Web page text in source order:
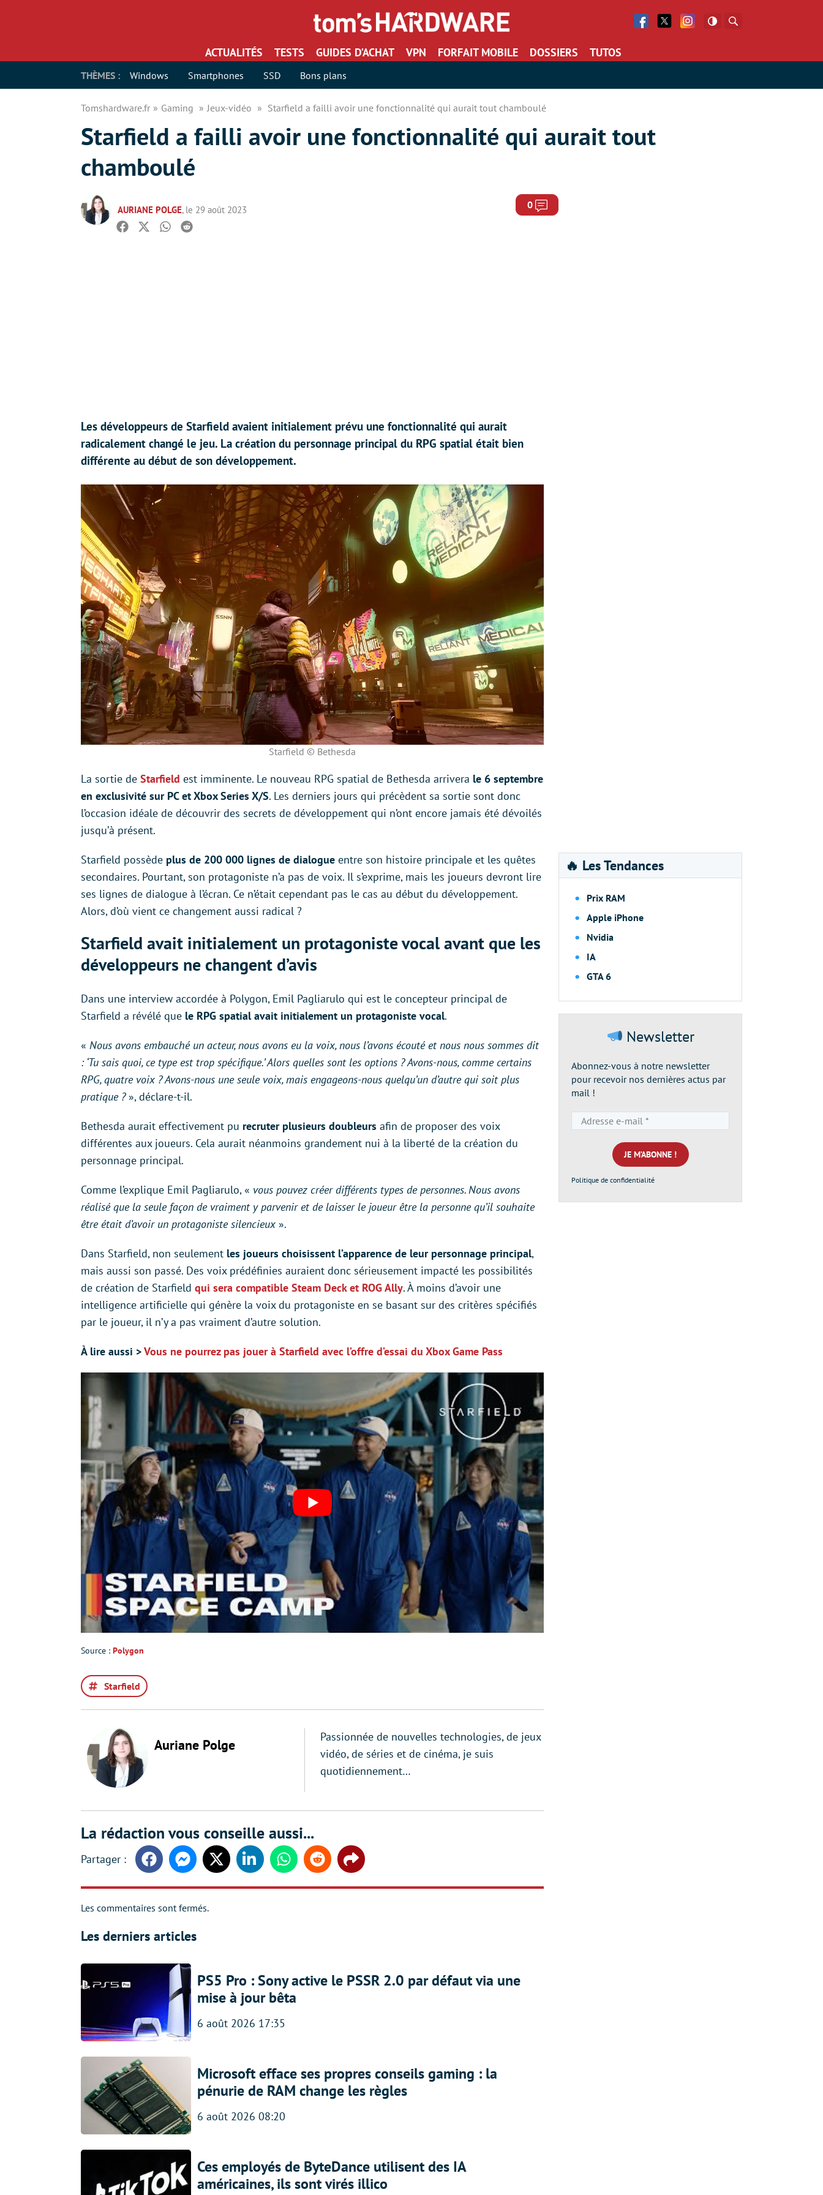
Facebook
Twitter Facebook
ACTUALITÉS TESTS GUIDES D’ACHAT VPN FORFAIT MOBILE DOSSIERS TUTOS
THÈMES : Windows Smartphones SSD Bons plans
Tomshardware.fr Gaming Jeux-vidéo Starfield a failli avoir une fonctionnalité qui aurait tout chamboulé
Starfield a failli avoir une fonctionnalité qui aurait tout
chamboulé
AURIANE POLGE, le 29 août 2023 0 Commentaires
Facebook
TwitterWhatsapp
Reddit
Les développeurs de Starfield avaient initialement prévu une fonctionnalité qui aurait
radicalement changé le jeu. La création du personnage principal du RPG spatial était bien
différente au début de son développement.
Starfield © Bethesda
La sortie de Starfield est imminente. Le nouveau RPG spatial de Bethesda arrivera le 6 septembre
en exclusivité sur PC et Xbox Series X/S. Les derniers jours qui précèdent sa sortie sont donc
l’occasion idéale de découvrir des secrets de développement qui n’ont encore jamais été dévoilés
jusqu’à présent.
Starfield possède plus de 200 000 lignes de dialogue entre son histoire principale et les quêtes
secondaires. Pourtant, son protagoniste n’a pas de voix. Il s’exprime, mais les joueurs devront lire
ses lignes de dialogue à l’écran. Ce n’était cependant pas le cas au début du développement.
Alors, d’où vient ce changement aussi radical ?
Starfield avait initialement un protagoniste vocal avant que les
développeurs ne changent d’avis
Dans une interview accordée à Polygon, Emil Pagliarulo qui est le concepteur principal de
Starfield a révélé que le RPG spatial avait initialement un protagoniste vocal.
« Nous avons embauché un acteur, nous avons eu la voix, nous l’avons écouté et nous nous sommes dit
: ‘Tu sais quoi, ce type est trop spécifique.’ Alors quelles sont les options ? Avons-nous, comme certains
RPG, quatre voix ? Avons-nous une seule voix, mais engageons-nous quelqu’un d’autre qui soit plus
pratique ?», déclare-t-il.
Bethesda aurait effectivement pu recruter plusieurs doubleurs afin de proposer des voix
différentes aux joueurs. Cela aurait néanmoins grandement nui à la liberté de la création du
personnage principal.
Comme l’explique Emil Pagliarulo, « vous pouvez créer différents types de personnes. Nous avons
réalisé que la seule façon de vraiment y parvenir et de laisser le joueur être la personne qu’il souhaite
être était d’avoir un protagoniste silencieux ».
Dans Starfield, non seulement les joueurs choisissent l’apparence de leur personnage principal,
mais aussi son passé. Des voix prédéfinies auraient donc sérieusement impacté les possibilités
de création de Starfield qui sera compatible Steam Deck et ROG Ally. À moins d’avoir une
intelligence artificielle qui génère la voix du protagoniste en se basant sur des critères spécifiés
par le joueur, il n’y a pas vraiment d’autre solution.
À lire aussi >Vous ne pourrez pas jouer à Starfield avec l’offre d’essai du Xbox Game Pass
Source : Polygon
Starfield
Auriane Polge
Passionnée de nouvelles technologies, de jeux
vidéo, de séries et de cinéma, je suis
quotidiennement…
La rédaction vous conseille aussi...
FacebookMessengerTwitter LinkedinWhatsappReddit Share
Les commentaires sont fermés.
Les derniers articles
PS5 Pro : Sony active le PSSR 2.0 par défaut via une
mise à jour bêta
6 août 2026 17:35
Microsoft efface ses propres conseils gaming : la
pénurie de RAM change les règles
6 août 2026 08:20
Ces employés de ByteDance utilisent des IA
américaines, ils sont virés illico
🔥 Les Tendances
Prix RAM
Apple iPhone
Nvidia
IA
GTA 6
Newsletter
Abonnez-vous à notre newsletter
pour recevoir nos dernières actus par
mail !
e-
mail
*
Politique de confidentialité